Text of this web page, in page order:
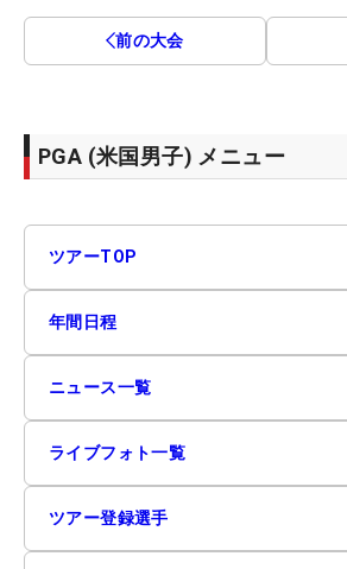
前の大会
PGA (米国男子) メニュー
ツアーTOP
年間日程
ニュース一覧
ライブフォト一覧
ツアー登録選手